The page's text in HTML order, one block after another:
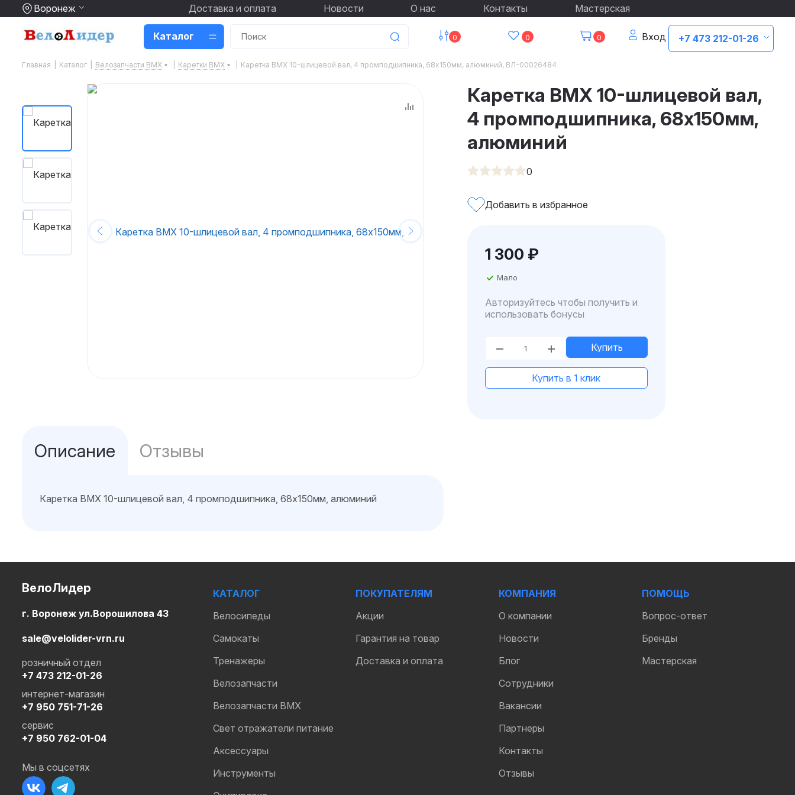
Воронеж Доставка и оплата Новости О нас Контакты Мастерская
Каталог +7 473 212-01-26
Вход
0 0 0
Главная Каталог Велозапчасти BMX Каретки BMX Каретка ВМХ 10-шлицевой вал, 4 промподшипника, 68х150мм, алюминий, ВЛ-00026484
Каретка ВМХ 10-шлицевой вал,
4 промподшипника, 68х150мм,
алюминий
0
Добавить в избранное
1 300 ₽
Мало
Авторизуйтесь чтобы получить и
использовать бонусы
Купить
Купить в 1 клик
Описание Отзывы
Каретка ВМХ 10-шлицевой вал, 4 промподшипника, 68х150мм, алюминий
ВелоЛидер
г. Воронеж ул.Ворошилова 43
sale@velolider-vrn.ru
+7 473 212-01-26
розничный отдел
+7 950 751-71-26
интернет-магазин
+7 950 762-01-04
сервис
Мы в соцсетях
КАТАЛОГ
Велосипеды
Самокаты
Тренажеры
Велозапчасти
Велозапчасти BMX
Свет отражатели питание
Аксессуары
Инструменты
ПОКУПАТЕЛЯМ
Акции
Гарантия на товар
Доставка и оплата
КОМПАНИЯ
О компании
Новости
Блог
Сотрудники
Вакансии
Партнеры
Контакты
Отзывы
ПОМОЩЬ
Вопрос-ответ
Бренды
Мастерская